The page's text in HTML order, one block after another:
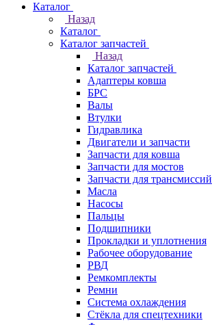
Каталог
Назад
Каталог
Каталог запчастей
Назад
Каталог запчастей
Адаптеры ковша
БРС
Валы
Втулки
Гидравлика
Двигатели и запчасти
Запчасти для ковша
Запчасти для мостов
Запчасти для трансмиссий
Масла
Насосы
Пальцы
Подшипники
Прокладки и уплотнения
Рабочее оборудование
РВД
Ремкомплекты
Ремни
Система охлаждения
Стёкла для спецтехники